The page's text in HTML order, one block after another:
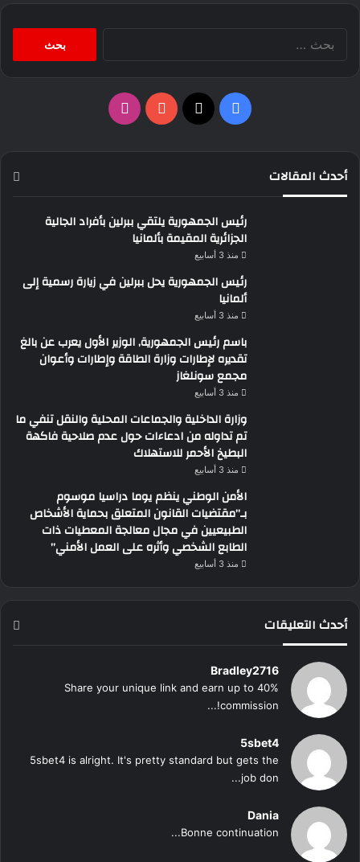
فيسبوك ‫YouTubeانستقرام
أحدث المقالات
رئيس الجمهورية يلتقي ببرلين بأفراد الجالية
الجزائرية المقيمة بألمانيا
منذ 3 أسابيع
رئيس الجمهورية يحل ببرلين في زيارة رسمية إلى
ألمانيا
منذ 3 أسابيع
باسم رئيس الجمهورية, الوزير الأول يعرب عن بالغ
تقديره لإطارات وزارة الطاقة وإطارات وأعوان
مجمع سونلغاز
منذ 3 أسابيع
وزارة الداخلية والجماعات المحلية والنقل تنفي ما
تم تداوله من ادعاءات حول عدم صلاحية فاكهة
البطيخ الأحمر للاستهلاك
منذ 3 أسابيع
الأمن الوطني ينظم يوما دراسيا موسوم
بـ”مقتضيات القانون المتعلق بحماية الأشخاص
الطبيعيين في مجال معالجة المعطيات ذات
الطابع الشخصي وأثره على العمل الأمني”
منذ 3 أسابيع
أحدث التعليقات
Bradley2716
Share your unique link and earn up to 40%
commission!...
5sbet4
5sbet4 is alright. It's pretty standard but gets the
job don...
Dania
Bonne continuation...